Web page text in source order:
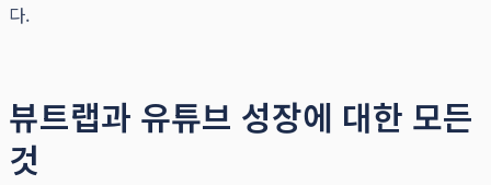
다.
뷰트랩과 유튜브 성장에 대한 모든
것